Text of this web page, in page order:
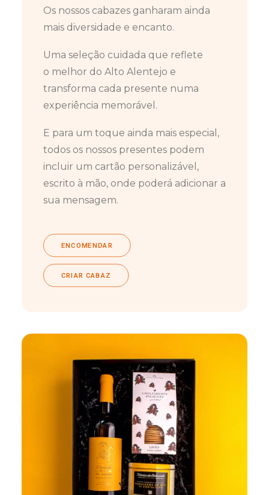
Os nossos cabazes ganharam ainda
mais diversidade e encanto.
Uma seleção cuidada que reflete
o melhor do Alto Alentejo e
transforma cada presente numa
experiência memorável.
E para um toque ainda mais especial,
todos os nossos presentes podem
incluir um cartão personalizável,
escrito à mão, onde poderá adicionar a
sua mensagem.
ENCOMENDAR
CRIAR CABAZ